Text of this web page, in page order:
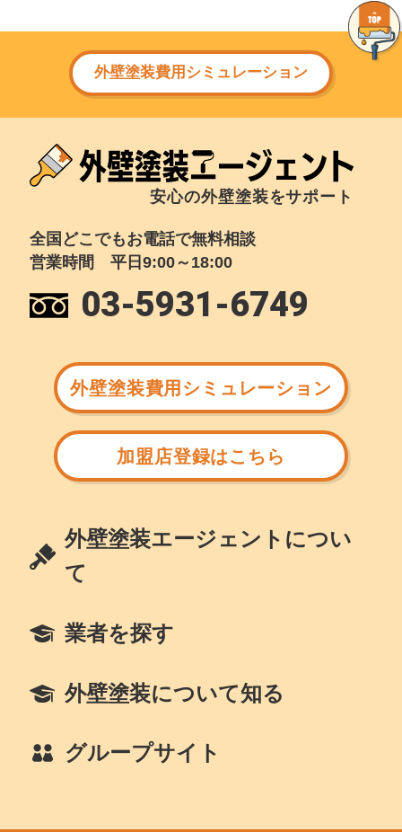
外壁塗装費用シミュレーション
安心の外壁塗装をサポート
全国どこでもお電話で無料相談
営業時間 平日9:00～18:00
03-5931-6749
外壁塗装費用シミュレーション
加盟店登録はこちら
外壁塗装エージェントについ
て
業者を探す
外壁塗装について知る
グループサイト